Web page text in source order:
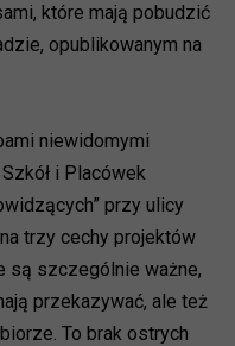
które mają pobudzić
opublikowanym na
niewidomymi
i Placówek
przy ulicy
trzy cechy projektów
są szczególnie ważne,
przekazywać, ale też
To brak ostrych